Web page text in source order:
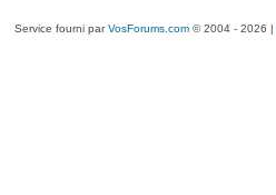
Service fourni parVosForums.com© 2004 - 2026 |